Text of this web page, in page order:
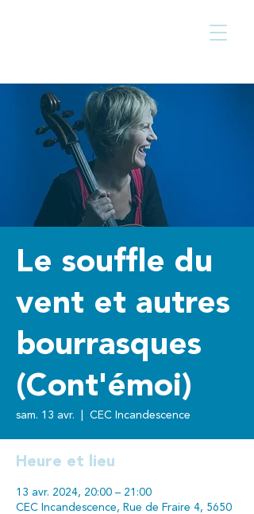
Le souffle du
vent et autres
bourrasques
(Cont'émoi)
sam. 13 avr. CEC Incandescence
Heure et lieu
13 avr. 2024, 20:00 – 21:00
CEC Incandescence, Rue de Fraire 4, 5650